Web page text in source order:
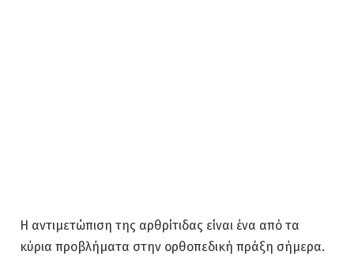
Η αντιμετώπιση της αρθρίτιδας είναι ένα από τα
κύρια προβλήματα στην ορθοπεδική πράξη σήμερα.